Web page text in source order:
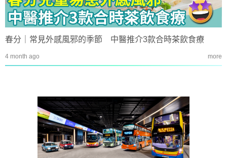
春分｜常見外感風邪的季節 中醫推介3款合時茶飲食療
4 month ago more